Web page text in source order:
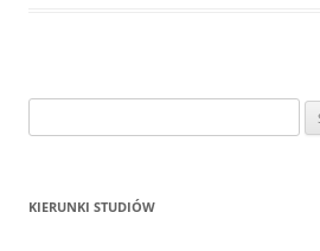
z
KIERUNKI STUDIÓW